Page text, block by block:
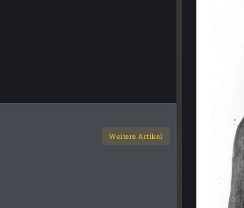
Weitere Artikel